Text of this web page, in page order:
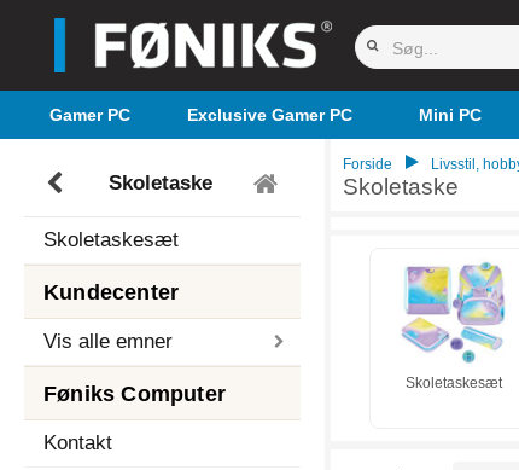
Gamer PC Exclusive Gamer PC Mini PC
Skoletaske
Skoletaskesæt
Kundecenter
Vis alle emner
Føniks Computer
Kontakt
Forside Livsstil,
Skoletaske
Skoletaskesæt